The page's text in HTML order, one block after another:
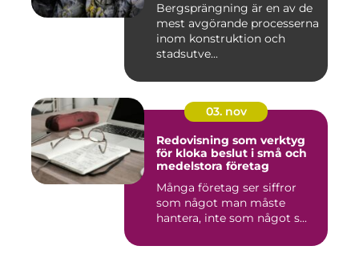
Bergsprängning är en av de
mest avgörande processerna
inom konstruktion och
stadsutve...
03. nov
Redovisning som verktyg
för kloka beslut i små och
medelstora företag
Många företag ser siffror
som något man måste
hantera, inte som något s...